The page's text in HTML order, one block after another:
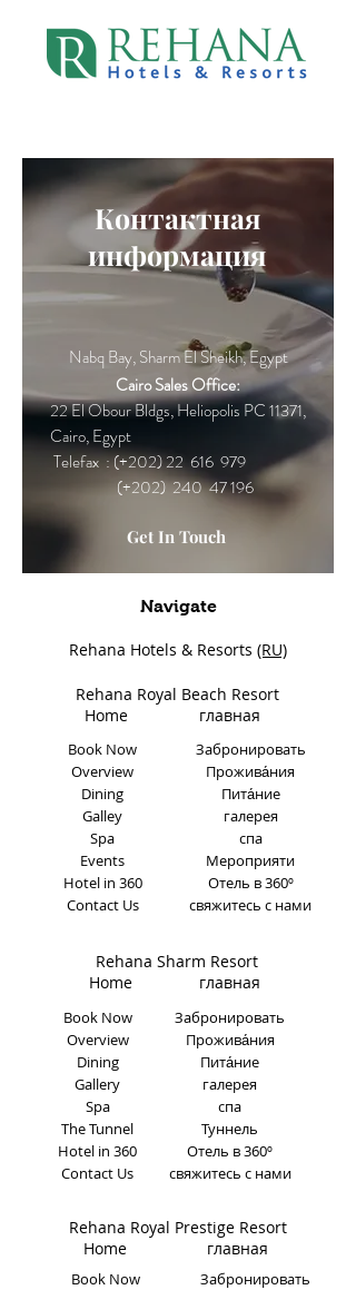
Контактная
информация
Nabq Bay, Sharm El Sheikh, Egypt
Cairo Sales Office:
22 El Obour Bldgs, Heliopolis PC 11371,
Cairo, Egypt
Telefax : (+202) 22 616 979
(+202) 240 47 196
Get In Touch
Navigate
Rehana Hotels & Resorts (RU)
Book Now
Overview
Dining
Gallery
Spa
The Tunnel
Hotel in 360
Contact Us
Book Now
Book Now
Overview
Dining
Galley
Spa
Events
Hotel in 360
Contact Us
Забронировать
Прожива́ния
Пита́ние
галерея
спа
Мероприяти
Отель в 360º
свяжитесь с нами
Rehana Royal Beach Resort
Home
главная
Rehana Sharm Resort
Home главная
Rehana Royal Prestige Resort
Home главная
Забронировать
Забронировать
Прожива́ния
Пита́ние
галерея
спа
Туннель
Отель в 360º
свяжитесь с нами